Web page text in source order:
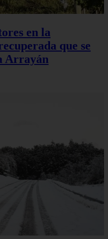
en la
que se
Arrayán